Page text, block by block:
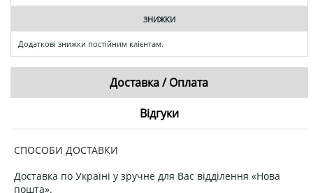
ЗНИЖКИ
Додаткові знижки постійним клієнтам.
Доставка / Оплата
Відгуки
СПОСОБИ ДОСТАВКИ
Доставка по Україні у зручне для Вас відділення «Нова
пошта».